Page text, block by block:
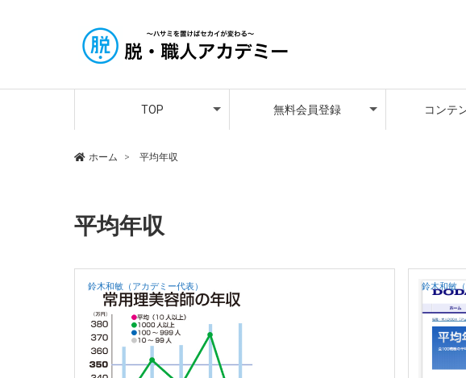
TOP
アカデミー講師紹介
メンバーさんの声
無料会員登録 コンテ
ホーム 平均年収
平均年収
鈴木和敏（アカデミー代表） 鈴木和敏